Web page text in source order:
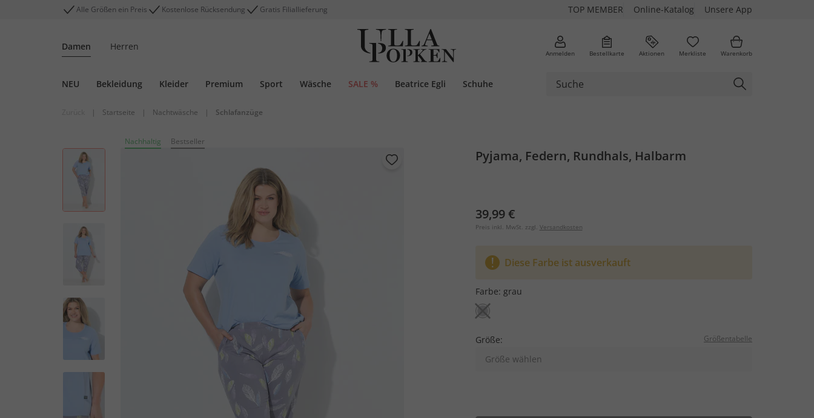
Alle Größen ein Preis Kostenlose Rücksendung Gratis Filiallieferung TOP MEMBER Online-Katalog Unsere App
Damen Herren
Anmelden Bestellkarte Aktionen Merkliste Warenkorb
NEU Bekleidung Kleider Premium Sport Wäsche SALE % Beatrice Egli Schuhe
| Startseite | Nachtwäsche | Schlafanzüge
Nachhaltig Bestseller
Pyjama, Federn, Rundhals, Halbarm
39,99 €
Preis inkl. MwSt. zzgl. Versandkosten
Diese Farbe ist ausverkauft
Farbe: grau
Größe: Größentabelle
Größe wählen